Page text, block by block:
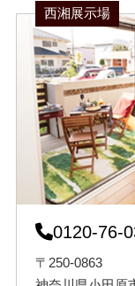
西湘展示場
0120-76-
〒250-0863